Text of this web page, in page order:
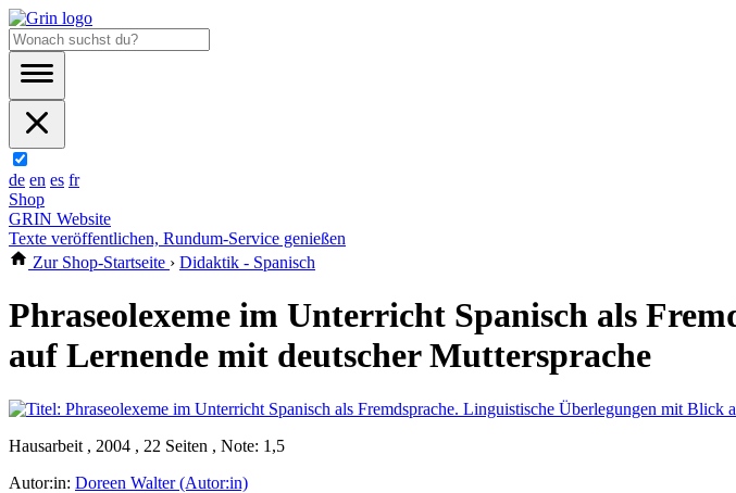
de en es fr
Shop
GRIN Website
Texte veröffentlichen, Rundum-Service genießen
Zur Shop-Startseite › Didaktik - Spanisch
Phraseolexeme im Unterricht Spanisch als
auf Lernende mit deutscher Muttersprache
Hausarbeit , 2004 , 22 Seiten , Note: 1,5
Autor:in: Doreen Walter (Autor:in)